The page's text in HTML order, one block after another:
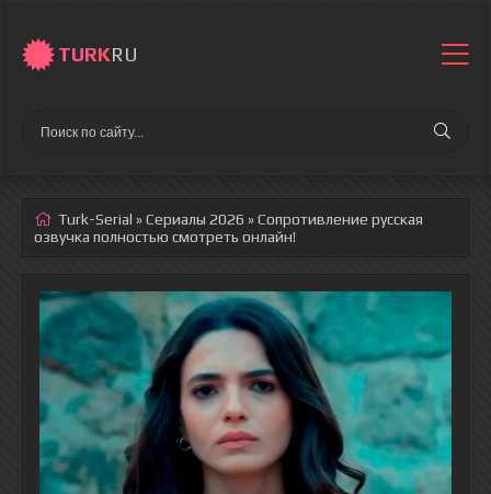
TURKRU
Turk-Serial »Сериалы 2026 » Сопротивление русская
озвучка полностью смотреть онлайн!